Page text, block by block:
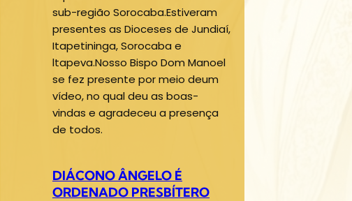
sub-região Sorocaba.Estiveram
presentes as Dioceses de Jundiaí,
Itapetininga, Sorocaba e
ltapeva.Nosso Bispo Dom Manoel
se fez presente por meio deum
vídeo, no qual deu as boas-
vindas e agradeceu a presença
de todos.
DIÁCONO ÂNGELO É
ORDENADO PRESBÍTERO